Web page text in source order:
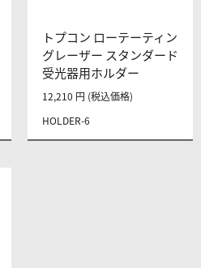
トプコン ローテーティン
グレーザー スタンダード
受光器用ホルダー
HOLDER-6
12,210 円 (税込価格)